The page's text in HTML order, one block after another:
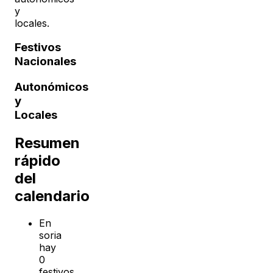
y
locales.
Festivos
Nacionales
Autonómicos
y
Locales
Resumen
rápido
del
calendario
En
soria
hay
0